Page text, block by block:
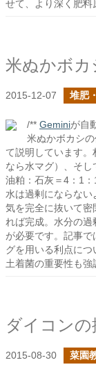
せて、より深く肥料
2015-12-07 堆肥
/** Geminiが自
米ぬかボカシ
て説明しています
なら水マグ）、そし
油粕：石灰＝4：1：
水は過剰にならな
気を完全に抜いて
れば完成。水分の
が必要です。記事
グを用いる利点につ
土着菌の重要性も強
ダイコン
2015-08-30 菜園